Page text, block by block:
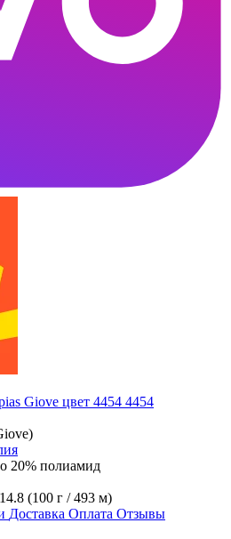
4454
20% полиамид
(100 г / 493 м)
Доставка Оплата Отзывы